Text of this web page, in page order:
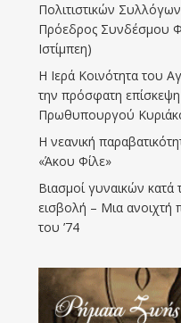
Πολιτιστικών
Πρόεδρος Συνδέσμου
Ιστίμπεη)
Η Ιερά Κοινότητα του
την πρόσφατη
Πρωθυπουργού
Η νεανική
«Άκου Φίλε»
Βιασμοί γυναικών κατά
εισβολή – Μια ανοιχτή
του ’74